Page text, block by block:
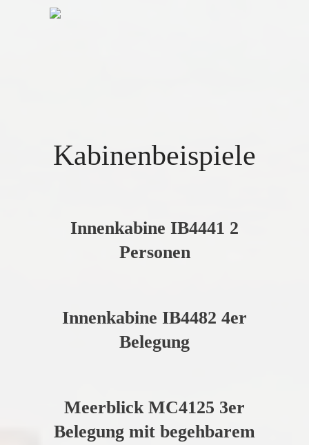
Kabinenbeispiele
Innenkabine IB4441 2
Personen
Innenkabine IB4482 4er
Belegung
Meerblick MC4125 3er
Belegung mit begehbarem